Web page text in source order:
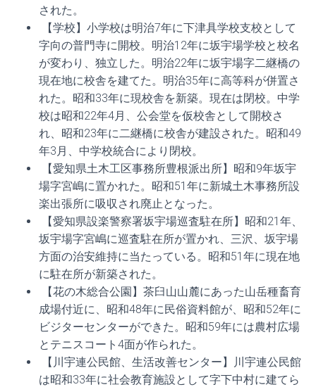
された。
【学校】小学校は明治7年に下津具学校支校として
字向の普門寺に開校。明治12年に坂宇場学校と校名
が変わり、独立した。明治22年に坂宇場字二継橋の
現在地に校舎を建てた。明治35年に高等科が併置さ
れた。昭和33年に現校舎を新築。現在は閉校。中学
校は昭和22年4月、公会堂を仮校舎として開校さ
れ、昭和23年に二継橋に校舎が建設された。昭和49
年3月、中学校統合により閉校。
【愛知県土木工区事務所豊根派出所】昭和9年坂宇
場字宮嶋に置かれた。昭和51年に新城土木事務所設
楽出張所に吸収され廃止となった。
【愛知県設楽警察署坂宇場巡査駐在所】昭和21年、
坂宇場字宮嶋に巡査駐在所が置かれ、三沢、坂宇場
方面の治安維持に当たっている。昭和51年に現在地
に駐在所が新築された。
【花の木総合公園】茶臼山山麓にあった山岳種畜育
成場付近に、昭和48年に民俗資料館が、昭和52年に
ビジターセンターができた。昭和59年には農村広場
とテニスコート4面が作られた。
【川宇連公民館、生活改善センター】川宇連公民館
は昭和33年に社会教育施設として字下中村に建てら